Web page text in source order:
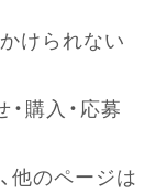
けられない
購入・応募
他のページは